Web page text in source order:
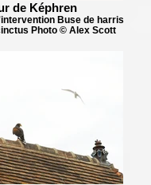
de Képhren
Buse de harris
Photo © Alex Scott